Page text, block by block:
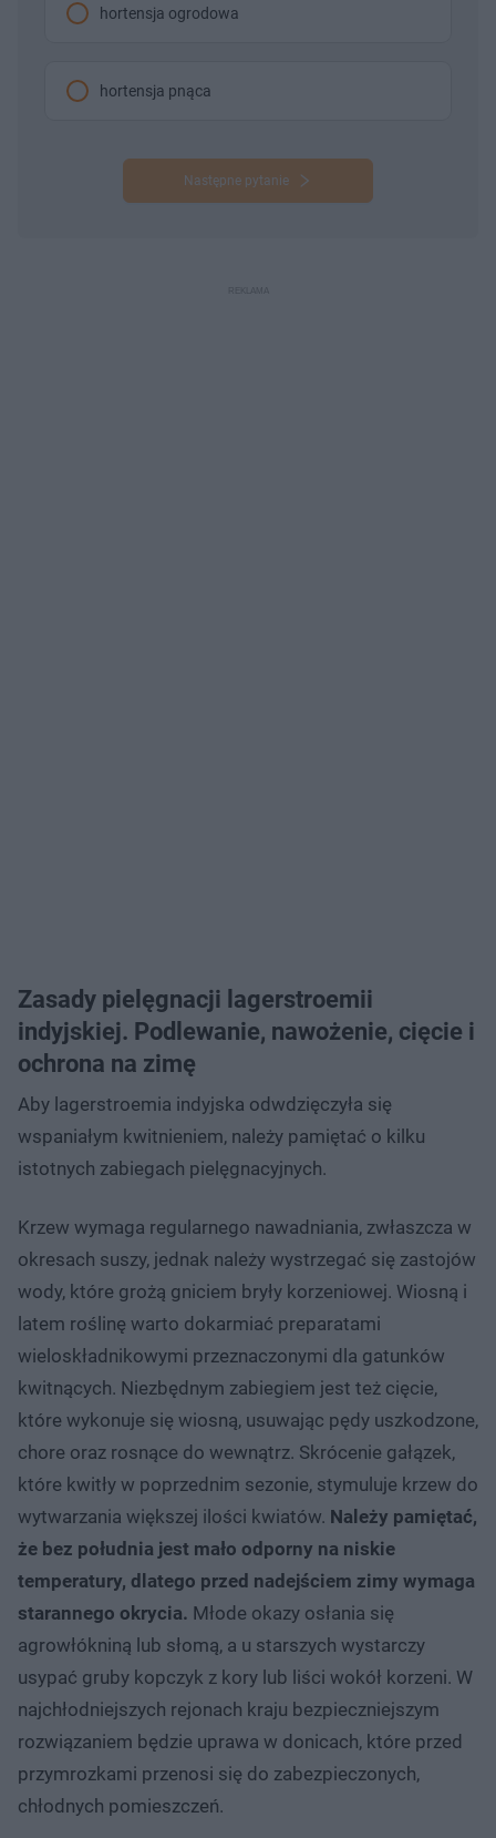
hortensja ogrodowa
hortensja pnąca
Następne pytanie
Zasady pielęgnacji lagerstroemii
indyjskiej. Podlewanie, nawożenie, cięcie i
ochrona na zimę
Aby lagerstroemia indyjska odwdzięczyła się
wspaniałym kwitnieniem, należy pamiętać o kilku
istotnych zabiegach pielęgnacyjnych.
Krzew wymaga regularnego nawadniania, zwłaszcza w
okresach suszy, jednak należy wystrzegać się zastojów
wody, które grożą gniciem bryły korzeniowej. Wiosną i
latem roślinę warto dokarmiać preparatami
wieloskładnikowymi przeznaczonymi dla gatunków
kwitnących. Niezbędnym zabiegiem jest też cięcie,
które wykonuje się wiosną, usuwając pędy uszkodzone,
chore oraz rosnące do wewnątrz. Skrócenie gałązek,
które kwitły w poprzednim sezonie, stymuluje krzew do
wytwarzania większej ilości kwiatów. Należy pamiętać,
że bez południa jest mało odporny na niskie
temperatury, dlatego przed nadejściem zimy wymaga
starannego okrycia. Młode okazy osłania się
agrowłókniną lub słomą, a u starszych wystarczy
usypać gruby kopczyk z kory lub liści wokół korzeni. W
najchłodniejszych rejonach kraju bezpieczniejszym
rozwiązaniem będzie uprawa w donicach, które przed
przymrozkami przenosi się do zabezpieczonych,
chłodnych pomieszczeń.